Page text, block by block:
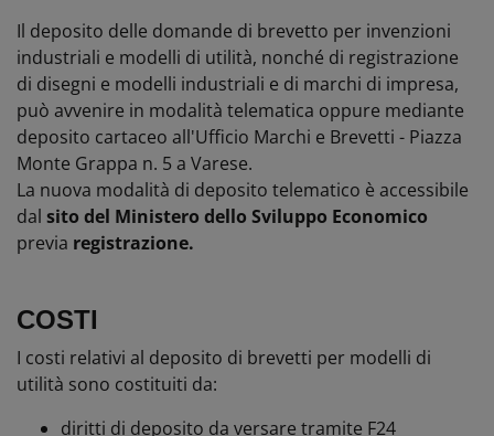
Il deposito delle domande di brevetto per invenzioni
industriali e modelli di utilità, nonché di registrazione
di disegni e modelli industriali e di marchi di impresa,
può avvenire in modalità telematica oppure mediante
deposito cartaceo all'Ufficio Marchi e Brevetti - Piazza
Monte Grappa n. 5 a Varese.
La nuova modalità di deposito telematico è accessibile
dal sito del Ministero dello Sviluppo Economico
previa registrazione.
COSTI
I costi relativi al deposito di brevetti per modelli di
utilità sono costituiti da:
diritti di deposito da versare tramite F24